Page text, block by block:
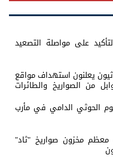
على مواصلة التصعيد
يعلنون استهداف مواقع
من الصواريخ والطائرات
الحوثي الدامي في مأرب
مخزون صواريخ "ثاد"